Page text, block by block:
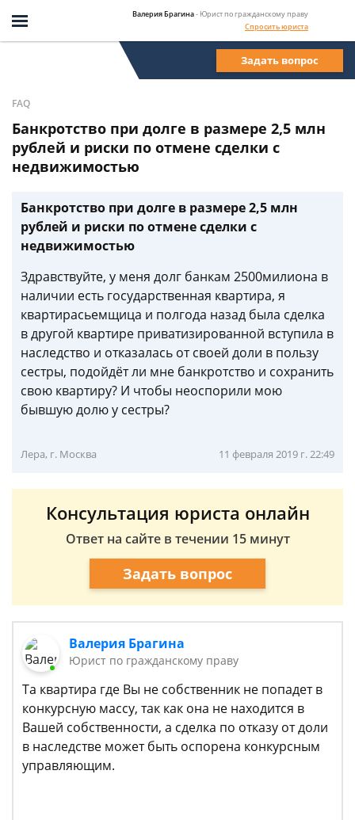
Валерия Брагина- Юрист по гражданскому праву
Спросить юриста
Задать вопрос
FAQ
Банкротство при долге в размере 2,5 млн
рублей и риски по отмене сделки с
недвижимостью
Банкротство при долге в размере 2,5 млн
рублей и риски по отмене сделки с
недвижимостью
Здравствуйте, у меня долг банкам 2500милиона в
наличии есть государственная квартира, я
квартирасьемщица и полгода назад была сделка
в другой квартире приватизированной вступила в
наследство и отказалась от своей доли в пользу
сестры, подойдёт ли мне банкротство и сохранить
свою квартиру? И чтобы неоспорили мою
бывшую долю у сестры?
Лера, г. Москва 11 февраля 2019 г. 22:49
Консультация юриста онлайн
Ответ на сайте в течении 15 минут
Задать вопрос
Валерия Брагина
Юрист по гражданскому праву
Та квартира где Вы не собственник не попадет в
конкурсную массу, так как она не находится в
Вашей собственности, а сделка по отказу от доли
в наследстве может быть оспорена конкурсным
управляющим.